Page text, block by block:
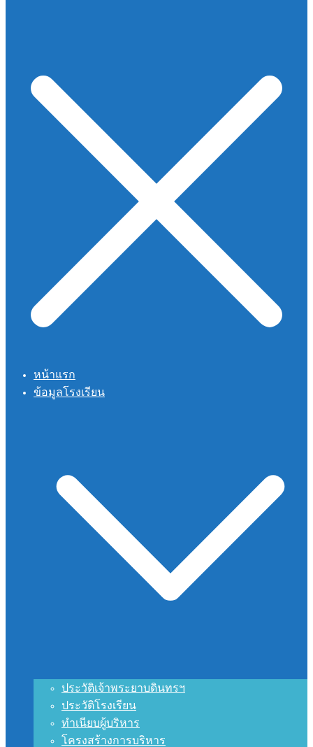
หน้าแรก
ข้อมูลโรงเรียน
ประวัติเจ้าพระยาบดินทรฯ
ประวัติโรงเรียน
ทำเนียบผู้บริหาร
โครงสร้างการบริหาร